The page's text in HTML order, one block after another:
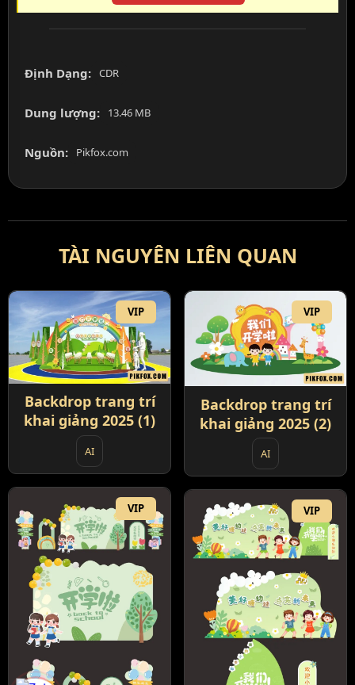
Định Dạng: CDR
Dung lượng: 13.46 MB
Nguồn: Pikfox.com
TÀI NGUYÊN LIÊN QUAN
VIP
Backdrop trang trí
khai giảng 2025 (1)
AI
VIP
Backdrop trang trí
khai giảng 2025 (2)
AI
VIP VIP